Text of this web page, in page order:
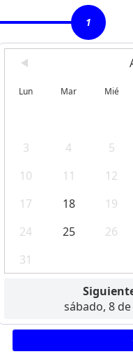
1
Lun Mar Mié
3
4 5
10
11 12
17
18 19
24
25 26
31
sábado, 8